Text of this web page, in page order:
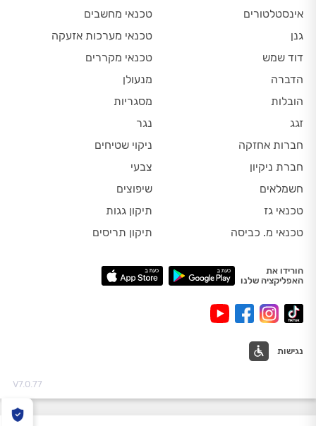
אינסטלטורים
גנן
דוד שמש
הדברה
הובלות
זגג
חברות אחזקה
חברת ניקיון
חשמלאים
טכנאי גז
טכנאי מ. כביסה
טכנאי מחשבים
טכנאי מערכות אזעקה
טכנאי מקררים
מנעולן
מסגריות
נגר
ניקוי שטיחים
צבעי
שיפוצים
תיקון גגות
תיקון תריסים
הורידו את
האפליקציה שלנו
נגישות
V7.0.77